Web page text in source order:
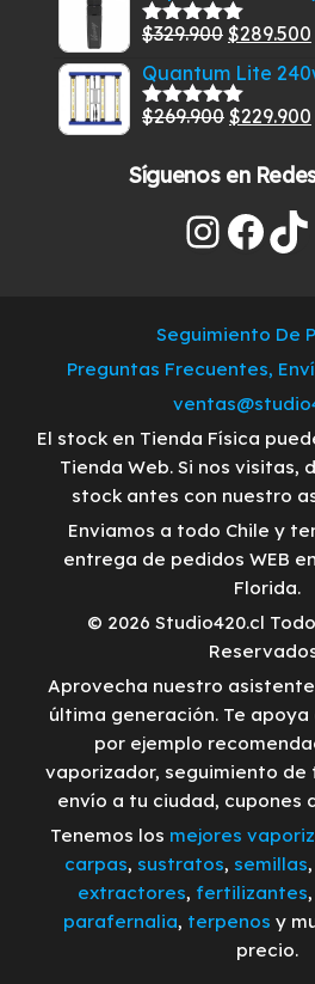
Valorado
5
$329.900 El
precio
original
era:
$289.500
Quantum Lite
Valorado
$269.900 El
original
$269.900.
$229.900
Síguenos en
Seguimiento De
Preguntas Frecuentes,
El stock en Tienda Física
Tienda Web. Si nos visitas,
stock antes con nuestro
Enviamos a todo Chile y
entrega de pedidos WEB
Florida.
© 2026 Studio420.cl
Aprovecha nuestro asistente
última generación. Te
por ejemplo
vaporizador, seguimiento
envío a tu ciudad, cupones
Tenemos los mejores
carpas, sustratos, semillas,
extractores, fertilizantes,
parafernalia, terpenos y
precio.